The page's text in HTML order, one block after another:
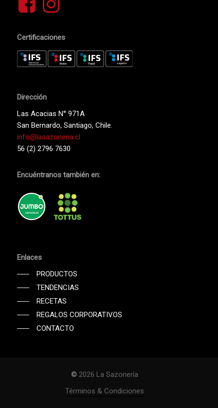
Subtotal:
Certificaciones
Dirección
Las Acacias N° 971A
San Bernardo, Santiago, Chile.
info@lasazoneria.cl
56 (2) 2796 7630
Encuéntranos también en:
Enlaces
PRODUCTOS
TENDENCIAS
RECETAS
REGALOS CORPORATIVOS
CONTACTO
© 2026 La Sazonería
Términos & Condiciones